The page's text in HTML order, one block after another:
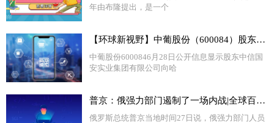
年由布隆提出，是一个
【环球新视野】中葡股份（600084）股东中信国安实业集团有限公司质押1.3亿股，占总股本11.57%
中葡股份6000846月28日公开信息显示股东中信国
安实业集团有限公司向哈
普京：俄强力部门遏制了一场内战|全球百事通
俄罗斯总统普京当地时间27日说，俄强力部门人员